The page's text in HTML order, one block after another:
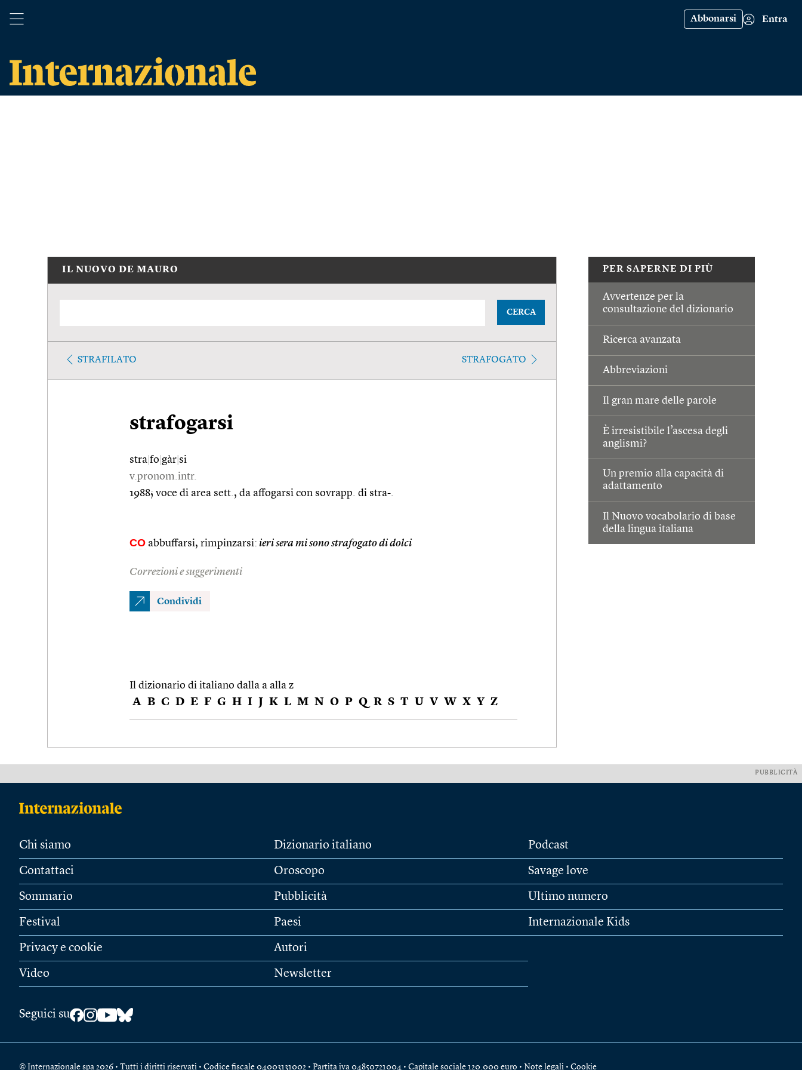
Abbonarsi Entra
PER SAPERNE DI PIÙ
Avvertenze per la
consultazione del dizionario
Ricerca avanzata
Abbreviazioni
Il gran mare delle parole
È irresistibile l’ascesa degli
anglismi?
Un premio alla capacità di
adattamento
Il Nuovo vocabolario di base
della lingua italiana
IL NUOVO DE MAURO
CERCA
STRAFILATO STRAFOGATO
strafogarsi
stra fo gàr si
v.pronom.intr.
1988; voce di area sett., da affogarsi con sovrapp. di stra-.
CO abbuffarsi, rimpinzarsi: ieri sera mi sono strafogato di dolci
Correzioni e suggerimenti
Condividi
Il dizionario di italiano dalla a alla z
A B C D E F G H I J K L M N O P Q R S T U V W X Y Z
PUBBLICITÀ
Chi siamo
Contattaci
Sommario
Festival
Privacy e cookie
Video
Dizionario italiano
Oroscopo
Pubblicità
Paesi
Autori
Newsletter
Podcast
Savage love
Ultimo numero
Internazionale Kids
Seguici su
© Internazionale spa 2026 • Tutti i diritti riservati • Codice fiscale 04003131002 • Partita iva 04850721004 • Capitale sociale 120.000 euro • Note legali • Cookie